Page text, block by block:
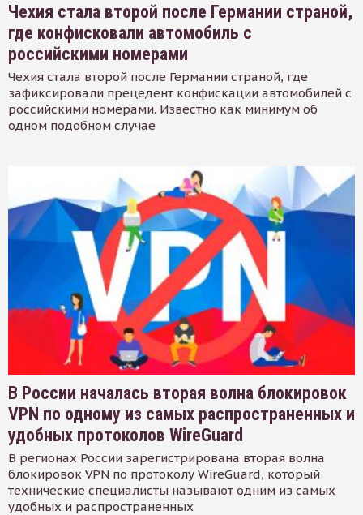
Чехия стала второй после Германии страной,
где конфисковали автомобиль с
российскими номерами
Чехия стала второй после Германии страной, где
зафиксировали прецедент конфискации автомобилей с
российскими номерами. Известно как минимум об
одном подобном случае
В России началась вторая волна блокировок
VPN по одному из самых распространенных и
удобных протоколов WireGuard
В регионах России зарегистрирована вторая волна
блокировок VPN по протоколу WireGuard, который
технические специалисты называют одним из самых
удобных и распространенных